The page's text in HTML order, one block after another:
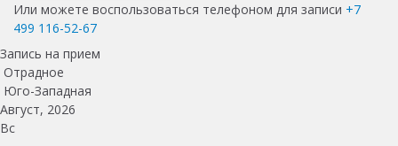
Или можете воспользоваться телефоном для записи +7
499 116-52-67
Запись на прием
Отрадное
Юго-Западная
Август, 2026
Вс